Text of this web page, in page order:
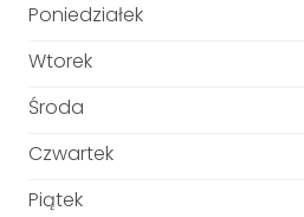
Poniedziałek
Wtorek
Środa
Czwartek
Piątek